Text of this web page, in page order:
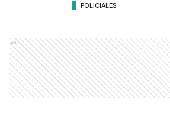
POLICIALES
Ads